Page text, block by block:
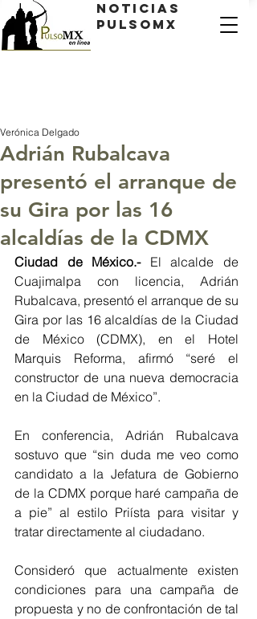
Noticias
PulsoMX
Adrián Rubalcava
presentó el arranque de
su Gira por las 16
alcaldías de la CDMX
Verónica Delgado
Ciudad de México.- El alcalde de
Cuajimalpa con licencia, Adrián
Rubalcava, presentó el arranque de su
Gira por las 16 alcaldías de la Ciudad
de México (CDMX), en el Hotel
Marquis Reforma, afirmó “seré el
constructor de una nueva democracia
en la Ciudad de México”.
En conferencia, Adrián Rubalcava
sostuvo que “sin duda me veo como
candidato a la Jefatura de Gobierno
de la CDMX porque haré campaña de
a pie” al estilo Priísta para visitar y
tratar directamente al ciudadano.
Consideró que actualmente existen
condiciones para una campaña de
propuesta y no de confrontación de tal